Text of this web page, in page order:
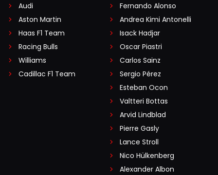
Audi
Aston Martin
Haas F1 Team
Racing Bulls
Williams
Cadillac F1 Team
Fernando Alonso
Andrea Kimi Antonelli
Isack Hadjar
Oscar Piastri
Carlos Sainz
Sergio Pérez
Esteban Ocon
Valtteri Bottas
Arvid Lindblad
Pierre Gasly
Lance Stroll
Nico Hülkenberg
Alexander Albon